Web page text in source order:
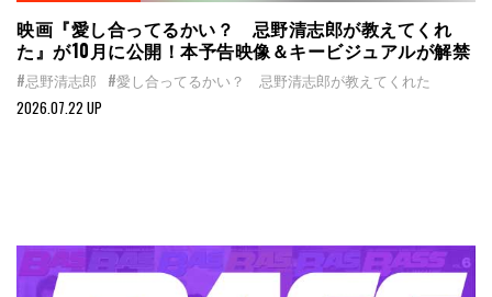
映画『愛し合ってるかい？ 忌野清志郎が教えてくれ
た』が10月に公開！本予告映像＆キービジュアルが解禁
#忌野清志郎 #愛し合ってるかい？ 忌野清志郎が教えてくれた
2026.07.22 UP